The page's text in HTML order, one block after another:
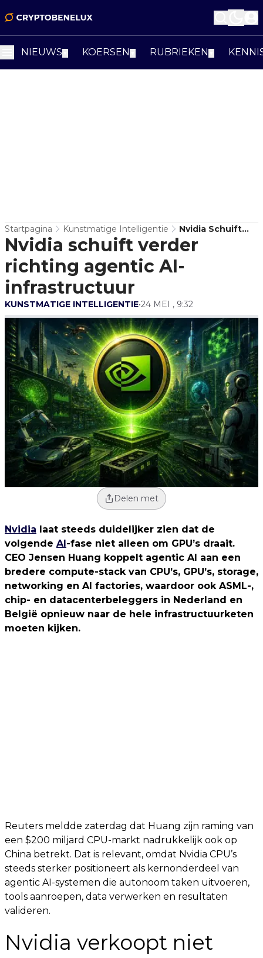
NIEUWS KOERSEN RUBRIEKEN
Startpagina Kunstmatige Intelligentie
Nvidia Schuift
Verder Richting
Agentic AI-
Infrastructuur
Nvidia schuift verder
richting agentic AI-
infrastructuur
KUNSTMATIGE INTELLIGENTIE•24 MEI , 9:32
Delen met
Nvidia laat steeds duidelijker zien dat de
volgende AI-fase niet alleen om GPU’s draait.
CEO Jensen Huang koppelt agentic AI aan een
bredere compute-stack van CPU’s, GPU’s, storage,
networking en AI factories, waardoor ook ASML-,
chip- en datacenterbeleggers in Nederland en
België opnieuw naar de hele infrastructuurketen
moeten kijken.
Reuters meldde zaterdag dat Huang zijn raming van
een $200 miljard CPU-markt nadrukkelijk ook op
China betrekt. Dat is relevant, omdat Nvidia CPU’s
steeds sterker positioneert als kernonderdeel van
agentic AI-systemen die autonoom taken uitvoeren,
tools aanroepen, data verwerken en resultaten
valideren.
Nvidia verkoopt niet